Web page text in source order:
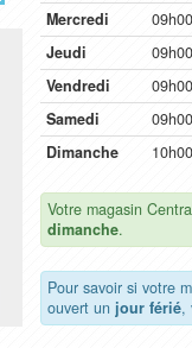
Mercredi
Jeudi
Vendredi
Samedi
Dimanche
Votre magasin
dimanche.
Pour savoir si votre
ouvert un jour férié,